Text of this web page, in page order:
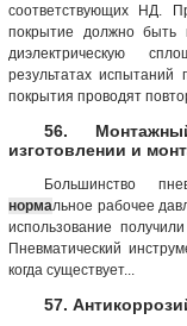
соответствующих НД.
покрытие должно быть
диэлектрическую
результатах испытаний
покрытия проводят
56.
изготовлении и
Большинство
нормальное рабочее
использование
Пневматический
когда существует...
57.